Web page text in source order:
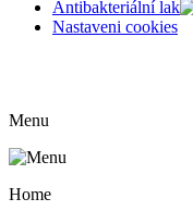
Antibakteriální lak
Nastaveni cookies
Menu
Home